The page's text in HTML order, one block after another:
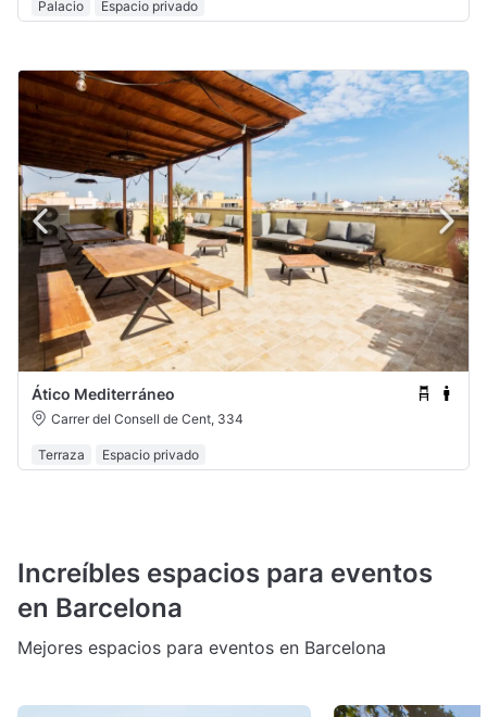
Palacio Espacio privado
Ático Mediterráneo
Carrer del Consell de Cent, 334
Terraza Espacio privado
Increíbles espacios para eventos
en Barcelona
Mejores espacios para eventos en Barcelona